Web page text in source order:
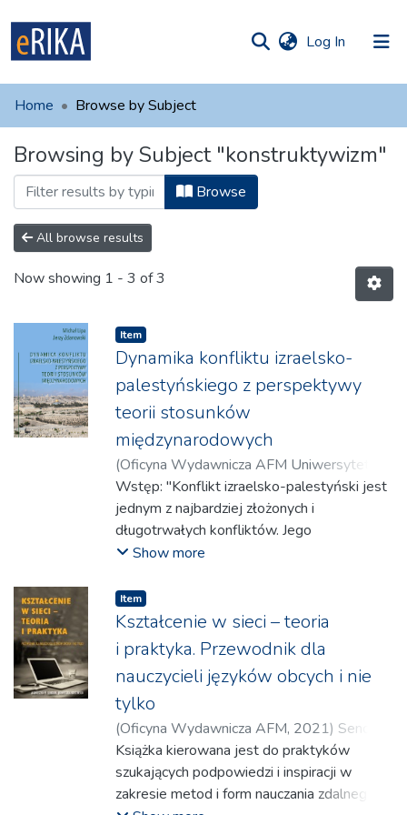
Log In (current)
UAFM
For authors
Help
Contact
Home Browse by Subject
Browsing by Subject "konstruktywizm"
Browse
All browse results
Now showing 1 - 3 of 3
Item
Dynamika konfliktu izraelsko-
palestyńskiego z perspektywy
teorii stosunków
międzynarodowych
(Oficyna Wydawnicza AFM Uniwersytetu
Andrzeja Frycza Modrzewskiego w
Krakowie,2025)Lipa, Michał;Zdanowski,
Jerzy
Wstęp: "Konflikt izraelsko-palestyński jest
jednym z najbardziej złożonych i
długotrwałych konfliktów. Jego
konsekwencje wykraczają daleko poza
stabilność polityczną Bliskiego Wschodu
oraz na stosunki międzynarodowe na całym
świecie. Konflikt ten jest wciąż żywym
problemem politycznym, a jego echa są
widoczne w aktualnych wydarzeniach
międzynarodowych, w tym w działaniach
Organizacji Narodów Zjednoczonych, Ligi
Państw Arabskich, Unii Europejskiej,
Stanów Zjednoczonych oraz innych państw i
organizacji. Angażuje on nie tylko dwa
Show more
Item
Kształcenie w sieci – teoria
i praktyka. Przewodnik dla
nauczycieli języków obcych i nie
tylko
(Oficyna Wydawnicza AFM, 2021) Sendur,
Agnieszka M.;Kościńska, Agnieszka
Książka kierowana jest do praktyków
szukających podpowiedzi i inspiracji w
zakresie metod i form nauczania zdalnego,